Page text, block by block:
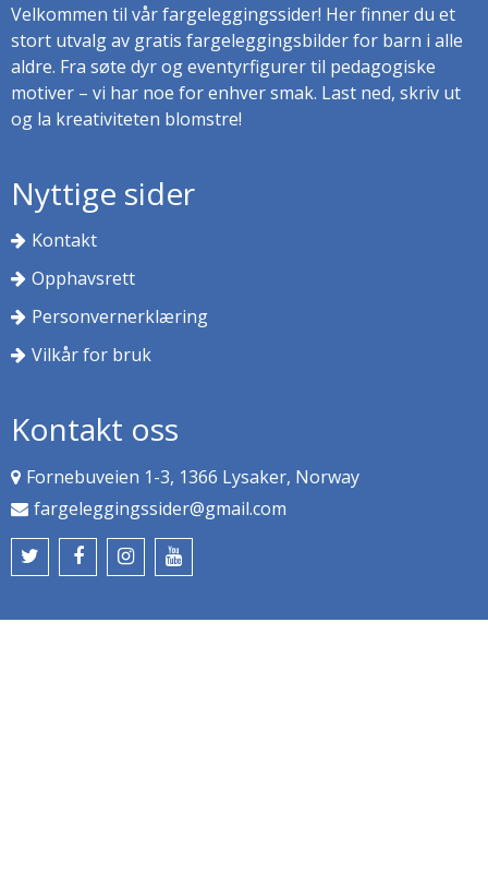
Velkommen til vår fargeleggingssider! Her finner du et
stort utvalg av gratis fargeleggingsbilder for barn i alle
aldre. Fra søte dyr og eventyrfigurer til pedagogiske
motiver – vi har noe for enhver smak. Last ned, skriv ut
og la kreativiteten blomstre!
Nyttige sider
Kontakt
Opphavsrett
Personvernerklæring
Vilkår for bruk
Kontakt oss
Fornebuveien 1-3, 1366 Lysaker, Norway
fargeleggingssider@gmail.com